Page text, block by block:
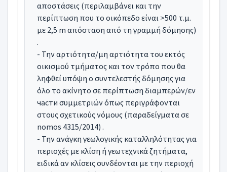
αποστάσεις (περιλαμβάνει και την
περίπτωση που το οικόπεδο είναι >500 τ.μ.
με 2,5 m απόσταση από τη γραμμή δόμησης)
.
- Την αρτιότητα/μη αρτιότητα του εκτός
οικισμού τμήματος και τον τρόπο που θα
ληφθεί υπόψη ο συντελεστής δόμησης για
όλο το ακίνητο σε περίπτωση διαμπερών/εν
части συμμετριών όπως περιγράφονται
στους σχετικούς νόμους (παραδείγματα σε
nomos 4315/2014) .
- Την ανάγκη γεωλογικής καταλληλότητας για
περιοχές με κλίση ή γεωτεχνικά ζητήματα,
ειδικά αν κλίσεις συνδέονται με την περιοχή